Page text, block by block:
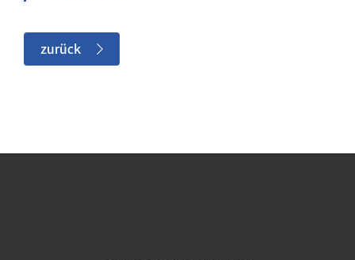
zurück